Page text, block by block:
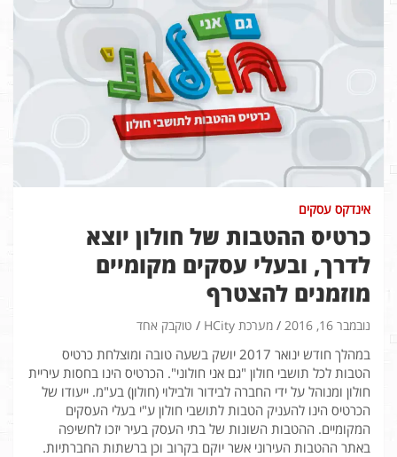
אינדקס עסקים
כרטיס ההטבות של חולון יוצא
לדרך, ובעלי עסקים מקומיים
מוזמנים להצטרף
נובמבר 16, 2016 מערכת HCity טוקבק אחד
במהלך חודש ינואר 2017 יושק בשעה טובה ומוצלחת כרטיס
הטבות לכל תושבי חולון "גם אני חולוני". הכרטיס הינו בחסות עיריית
חולון ומנוהל על ידי החברה לבידור ולבילוי (חולון) בע"מ. ייעודו של
הכרטיס הינו להעניק הטבות לתושבי חולון ע"י בעלי העסקים
המקומיים. ההטבות השונות של בתי העסק בעיר יזכו לחשיפה
באתר ההטבות העירוני אשר יוקם בקרוב וכן ברשתות החברתיות.